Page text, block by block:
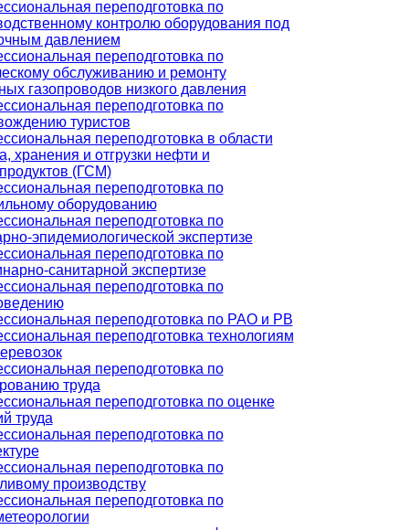
переподготовка по
контролю оборудования под
давлением
переподготовка по
обслуживанию и ремонту
газопроводов низкого давления
переподготовка по
туристов
переподготовка в области
хранения и отгрузки нефти и
(ГСМ)
переподготовка по
оборудованию
переподготовка по
эпидемиологической экспертизе
переподготовка по
санитарной экспертизе
переподготовка по
переподготовка по РАО и РВ
переподготовка технологиям
переподготовка по
труда
переподготовка по оценке
труда
переподготовка по
переподготовка по
производству
переподготовка по